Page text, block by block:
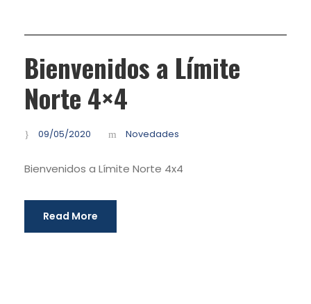
Bienvenidos a Límite
Norte 4×4
09/05/2020 Novedades
Bienvenidos a Límite Norte 4x4
Read More